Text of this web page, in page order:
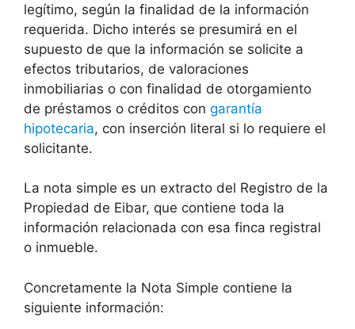
legítimo, según la finalidad de la información
requerida. Dicho interés se presumirá en el
supuesto de que la información se solicite a
efectos tributarios, de valoraciones
inmobiliarias o con finalidad de otorgamiento
de préstamos o créditos con garantía
hipotecaria, con inserción literal si lo requiere el
solicitante.
La nota simple es un extracto del Registro de la
Propiedad de Eibar, que contiene toda la
información relacionada con esa finca registral
o inmueble.
Concretamente la Nota Simple contiene la
siguiente información: